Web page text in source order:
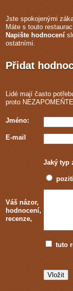
Jste spokojenými
Máte s touto
Napište hodnocení
ostatními.
Přidat
Lidé mají často
proto
Jméno:
E-mail
Jaký typ
Váš názor,
hodnocení,
recenze,
tuto